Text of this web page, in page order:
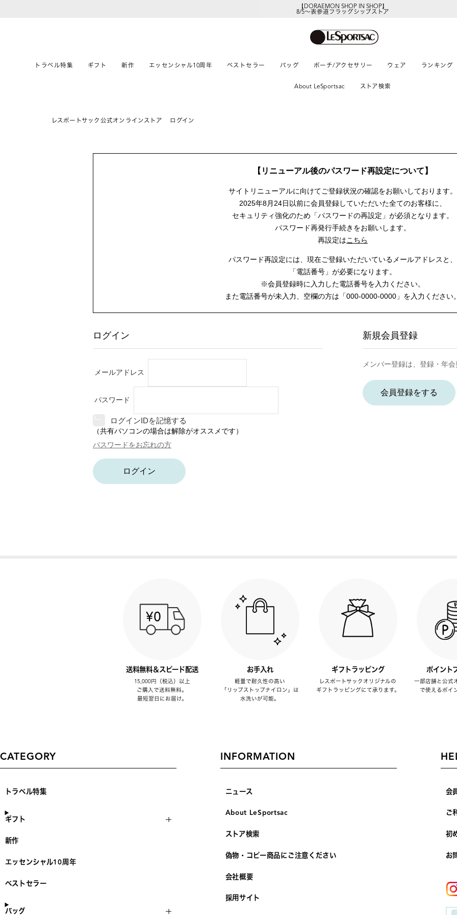
【DORAEMON SHOP IN SHOP】
8/5～表参道フラッグシップストア
トラベル特集 ギフト 新作 エッセンシャル10周年 ベストセラー バッグ ポーチ/アクセサリー ウェア ランキング
About LeSportsac ストア検索
レスポートサック公式オンラインストア ログイン
【リニューアル後のパスワード再設定について】
サイトリニューアルに向けてご登録状況の確認をお願いしております。
2025年8月24日以前に会員登録していただいた全てのお客様に、
セキュリティ強化のため「パスワードの再設定」が必須となります。
パスワード再発行手続きをお願いします。
再設定はこちら
パスワード再設定には、 現在ご登録いただいているメールアドレスと、
「電話番号」が必要になります。
※会員登録時に入力した電話番号を入力ください。
また電話番号が未入力、空欄の方は 「000-0000-0000」を入力ください。
ログイン
メールアドレス
パスワード
ログインIDを記憶する
（共有パソコンの場合は解除がオススメです）
パスワードをお忘れの方
ログイン
新規会員登録
メンバー登録は、登録・年会
会員登録をする
送料無料＆スピード配送
15,000円（税込）以上
ご購入で送料無料。
最短翌日にお届け。
お手入れ
軽量で耐久性の高い
「リップストップナイロン」は
水洗いが可能。
ギフトラッピング
レスポートサックオリジナルの
ギフトラッピングにて承ります。
ポイント
一部店舗と公式
で使えるポイ
CATEGORY
トラベル特集
ギフト
新作
エッセンシャル10周年
ベストセラー
バッグ
INFORMATION
ニュース
About LeSportsac
ストア検索
偽物・コピー商品にご注意ください
会社概要
採用サイト
会
ご
初
お